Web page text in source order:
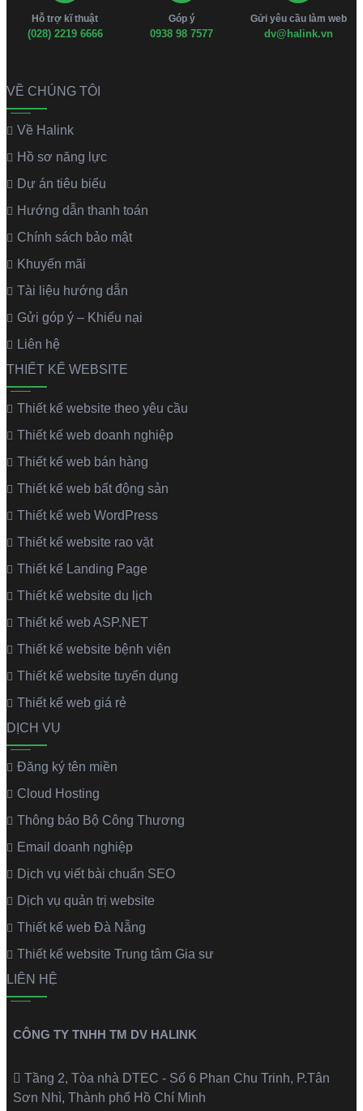
Hỗ trợ kĩ thuật
(028) 2219 6666
Góp ý
0938 98 7577
Gửi yêu cầu làm web
dv@halink.vn
VỀ CHÚNG TÔI
Về Halink
Hồ sơ năng lực
Dự án tiêu biểu
Hướng dẫn thanh toán
Chính sách bảo mật
Khuyến mãi
Tài liệu hướng dẫn
Gửi góp ý – Khiếu nại
Liên hệ
THIẾT KẾ WEBSITE
Thiết kế website theo yêu cầu
Thiết kế web doanh nghiệp
Thiết kế web bán hàng
Thiết kế web bất động sản
Thiết kế web WordPress
Thiết kế website rao vặt
Thiết kế Landing Page
Thiết kế website du lịch
Thiết kế web ASP.NET
Thiết kế website bệnh viện
Thiết kế website tuyển dụng
Thiết kế web giá rẻ
DỊCH VỤ
Đăng ký tên miền
Cloud Hosting
Thông báo Bộ Công Thương
Email doanh nghiệp
Dịch vụ viết bài chuẩn SEO
Dịch vụ quản trị website
Thiết kế web Đà Nẵng
Thiết kế website Trung tâm Gia sư
LIÊN HỆ
CÔNG TY TNHH TM DV HALINK
Tầng 2, Tòa nhà DTEC - Số 6 Phan Chu Trinh, P.Tân
Sơn Nhì, Thành phố Hồ Chí Minh